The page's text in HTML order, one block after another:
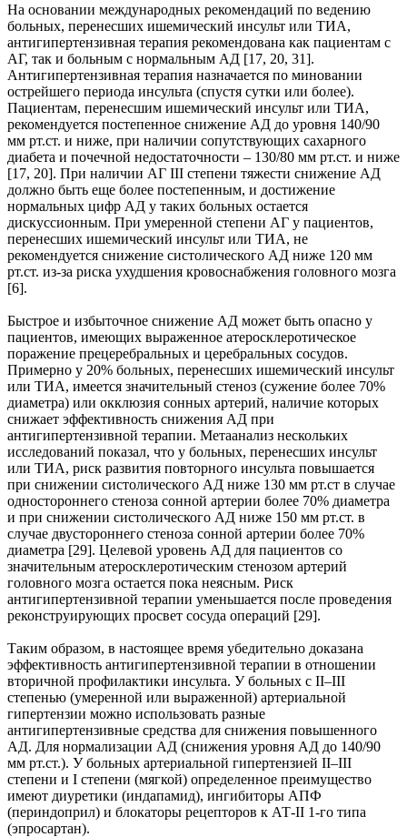
На основании международных рекомендаций по ведению
больных, перенесших ишемический инсульт или ТИА,
антигипертензивная терапия рекомендована как пациентам с
АГ, так и больным с нормальным АД [17, 20, 31].
Антигипертензивная терапия назначается по миновании
острейшего периода инсульта (спустя сутки или более).
Пациентам, перенесшим ишемический инсульт или ТИА,
рекомендуется постепенное снижение АД до уровня 140/90
мм рт.ст. и ниже, при наличии сопутствующих сахарного
диабета и почечной недостаточности – 130/80 мм рт.ст. и ниже
[17, 20]. При наличии АГ III степени тяжести снижение АД
должно быть еще более постепенным, и достижение
нормальных цифр АД у таких больных остается
дискуссионным. При умеренной степени АГ у пациентов,
перенесших ишемический инсульт или ТИА, не
рекомендуется снижение систолического АД ниже 120 мм
рт.ст. из-за риска ухудшения кровоснабжения головного мозга
[6].
Быстрое и избыточное снижение АД может быть опасно у
пациентов, имеющих выраженное атеросклеротическое
поражение прецеребральных и церебральных сосудов.
Примерно у 20% больных, перенесших ишемический инсульт
или ТИА, имеется значительный стеноз (сужение более 70%
диаметра) или окклюзия сонных артерий, наличие которых
снижает эффективность снижения АД при
антигипертензивной терапии. Метаанализ нескольких
исследований показал, что у больных, перенесших инсульт
или ТИА, риск развития повторного инсульта повышается
при снижении систолического АД ниже 130 мм рт.ст в случае
одностороннего стеноза сонной артерии более 70% диаметра
и при снижении систолического АД ниже 150 мм рт.ст. в
случае двустороннего стеноза сонной артерии более 70%
диаметра [29]. Целевой уровень АД для пациентов со
значительным атеросклеротическим стенозом артерий
головного мозга остается пока неясным. Риск
антигипертензивной терапии уменьшается после проведения
реконструирующих просвет сосуда операций [29].
Таким образом, в настоящее время убедительно доказана
эффективность антигипертензивной терапии в отношении
вторичной профилактики инсульта. У больных с II–III
степенью (умеренной или выраженной) артериальной
гипертензии можно использовать разные
антигипертензивные средства для снижения повышенного
АД. Для нормализации АД (снижения уровня АД до 140/90
мм рт.ст.). У больных артериальной гипертензией II–III
степени и I степени (мягкой) определенное преимущество
имеют диуретики (индапамид), ингибиторы АПФ
(периндоприл) и блокаторы рецепторов к АТ-II 1-го типа
(эпросартан).